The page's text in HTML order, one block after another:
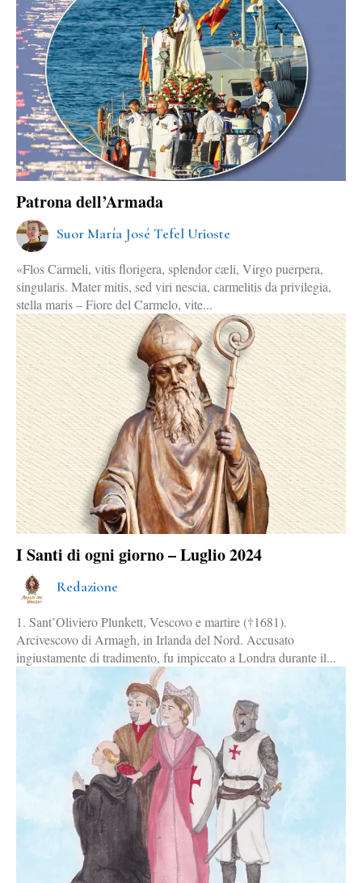
Patrona dell’Armada
Suor María José Tefel Urioste
«Flos Carmeli, vitis florigera, splendor cæli, Virgo puerpera,
singularis. Mater mitis, sed viri nescia, carmelitis da privilegia,
stella maris – Fiore del Carmelo, vite...
I Santi di ogni giorno – Luglio 2024
Redazione
1. Sant’Oliviero Plunkett, Vescovo e martire (†1681).
Arcivescovo di Armagh, in Irlanda del Nord. Accusato
ingiustamente di tradimento, fu impiccato a Londra durante il...